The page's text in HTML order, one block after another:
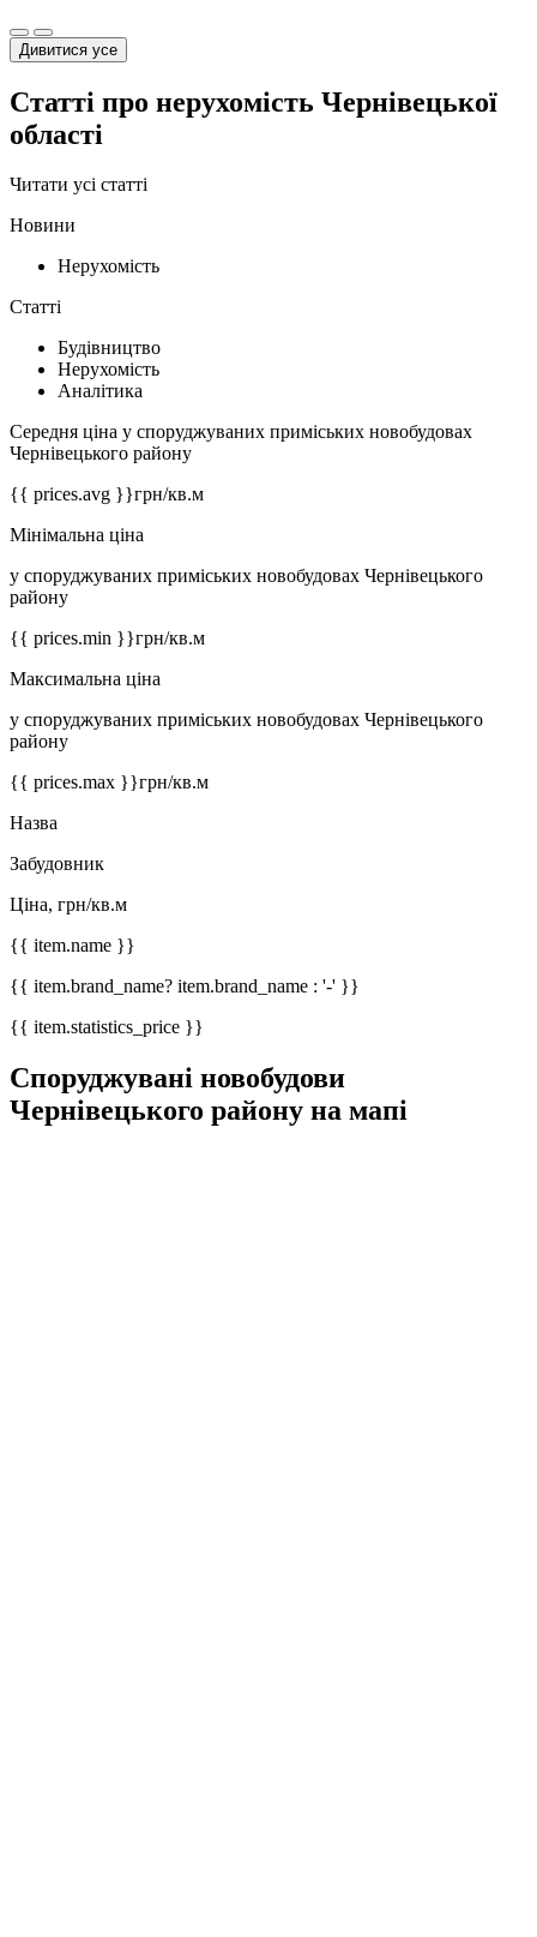
Дивитися усе
Статті про нерухомість Чернівецької
області
Читати усі статті
Новини
Нерухомість
Статті
Будівництво
Нерухомість
Аналітика
Середня ціна у споруджуваних приміських новобудовах
Чернівецького району
{{ prices.avg }}грн/кв.м
Мінімальна ціна
у споруджуваних приміських новобудовах Чернівецького
району
{{ prices.min }}грн/кв.м
Максимальна ціна
у споруджуваних приміських новобудовах Чернівецького
району
{{ prices.max }}грн/кв.м
Назва
Забудовник
Ціна, грн/кв.м
{{ item.name }}
{{ item.brand_name? item.brand_name : '-' }}
{{ item.statistics_price }}
Споруджувані новобудови
Чернівецького району на мапі